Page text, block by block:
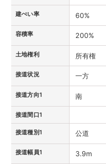
建ぺい率 60%
容積率 200%
土地権利 所有権
接道状況 一方
接道方向1 南
接道間口1
接道種別1 公道
接道幅員1 3.9m